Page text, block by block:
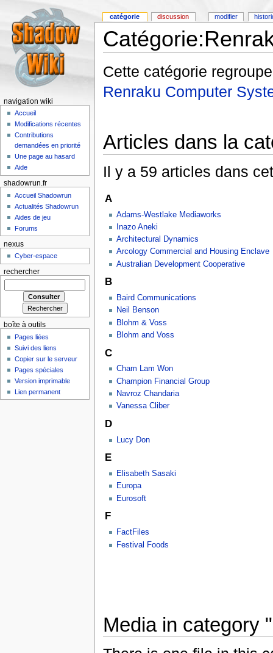
Cette catégorie
Renraku Computer
Articles dans la
Il y a 59 articles dans
A
Adams-Westlake Mediaworks
Inazo Aneki
Architectural Dynamics
Arcology Commercial and Housing Enclave
Australian Development Cooperative
B
Baird Communications
Neil Benson
Blohm & Voss
Blohm and Voss
C
Cham Lam Won
Champion Financial Group
Navroz Chandaria
Vanessa Cliber
D
Lucy Don
E
Elisabeth Sasaki
Europa
Eurosoft
F
FactFiles
Festival Foods
Media in category
catégorie discussion modifier
navigation wiki
Accueil
Modifications récentes
Contributions
demandées en priorité
Une page au hasard
Aide
shadowrun.fr
Accueil Shadowrun
Actualités Shadowrun
Aides de jeu
Forums
nexus
Cyber-espace
rechercher
boîte à outils
Pages liées
Suivi des liens
Copier sur le serveur
Pages spéciales
Version imprimable
Lien permanent